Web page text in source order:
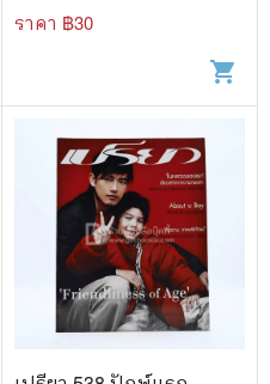
น้ำ)
ราคา ฿30
shopping_cart